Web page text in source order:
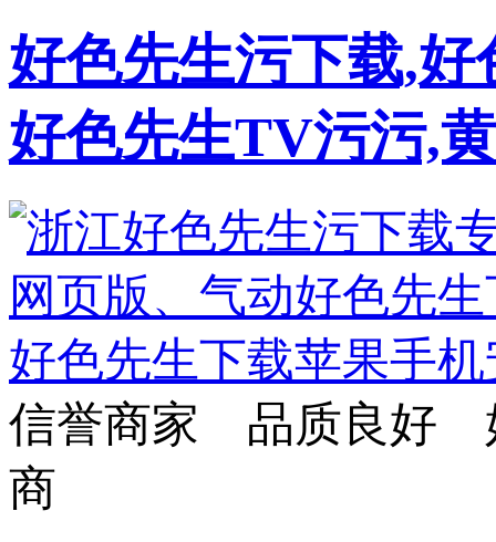
好色先生污下载,
好色先生TV污污,
信誉商家 品质良好
商